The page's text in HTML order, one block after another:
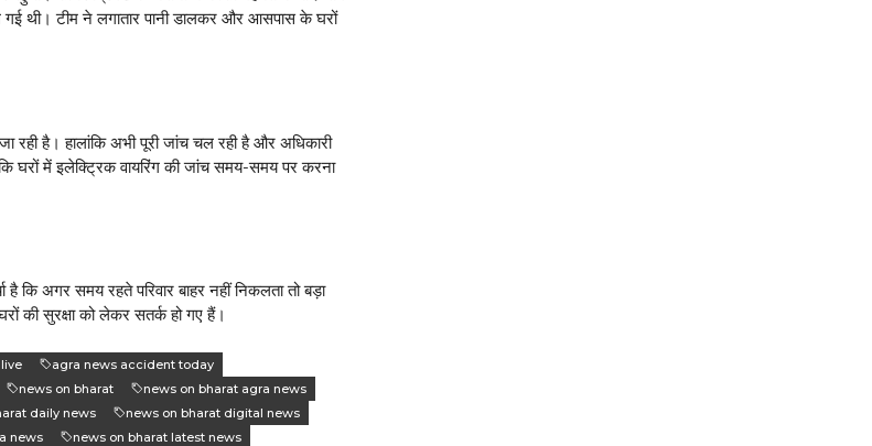
थी। टीम ने लगातार पानी डालकर और आसपास के घरों
है। हालांकि अभी पूरी जांच चल रही है और अधिकारी
घरों में इलेक्ट्रिक वायरिंग की जांच समय-समय पर करना
कि अगर समय रहते परिवार बाहर नहीं निकलता तो बड़ा
की सुरक्षा को लेकर सतर्क हो गए हैं।
agra news accident today
news on bharat
news on bharat agra news
daily news
news on bharat digital news
news
news on bharat latest news